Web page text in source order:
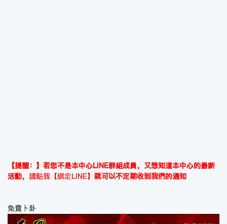
【提醒：】若您不是本中心LINE群組成員，又想知道本中心的最新
活動， 請點我【綁定LINE】 就可以不定期收到我們的通知
免費卜卦